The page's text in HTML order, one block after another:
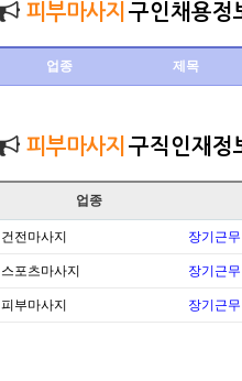
피부마사지 구인채용정
업종 제목
피부마사지 구직인재정
업종
건전마사지 장기근
스포츠마사지 장기근
피부마사지 장기근